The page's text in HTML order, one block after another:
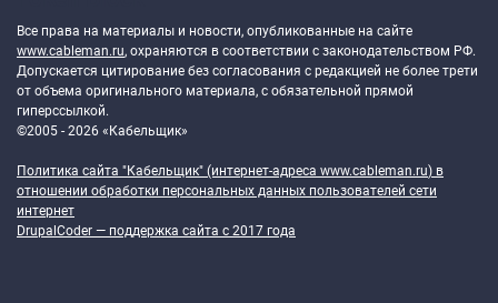
Все права на материалы и новости, опубликованные на сайте
www.cableman.ru, охраняются в соответствии с законодательством РФ.
Допускается цитирование без согласования с редакцией не более трети
от объема оригинального материала, с обязательной прямой
гиперссылкой.
©2005 - 2026 «Кабельщик»
Политика сайта "Кабельщик" (интернет-адреса www.cableman.ru) в
отношении обработки персональных данных пользователей сети
интернет
DrupalCoder — поддержка сайта c 2017 года